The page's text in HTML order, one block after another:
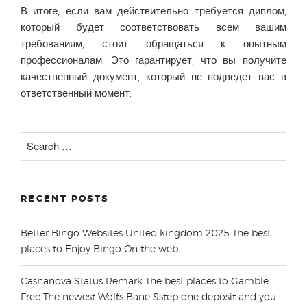
В итоге, если вам действительно требуется диплом,
который будет соответствовать всем вашим
требованиям, стоит обращаться к опытным
профессионалам. Это гарантирует, что вы получите
качественный документ, который не подведет вас в
ответственный момент.
Search
RECENT POSTS
Better Bingo Websites United kingdom 2025 The best
places to Enjoy Bingo On the web
Cashanova Status Remark The best places to Gamble
Free The newest Wolfs Bane $step one deposit and you